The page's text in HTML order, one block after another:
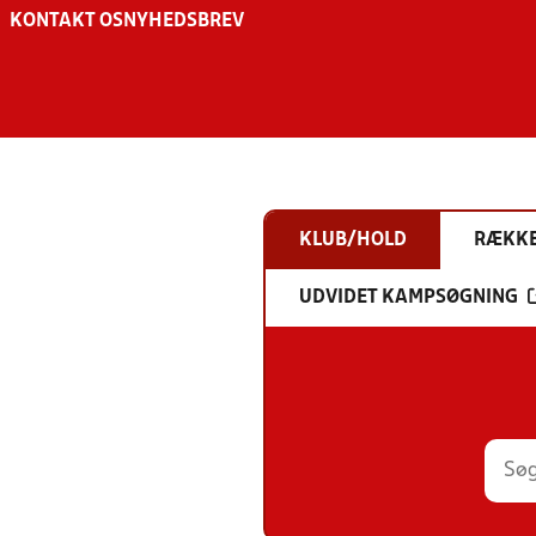
KONTAKT OS NYHEDSBREV
KLUB/HOLD
UDVIDET KAMPSØGNING